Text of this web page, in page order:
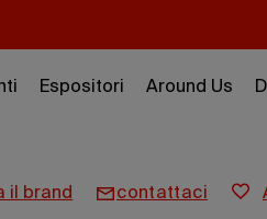
Espositori Around Us
il brand contattaci